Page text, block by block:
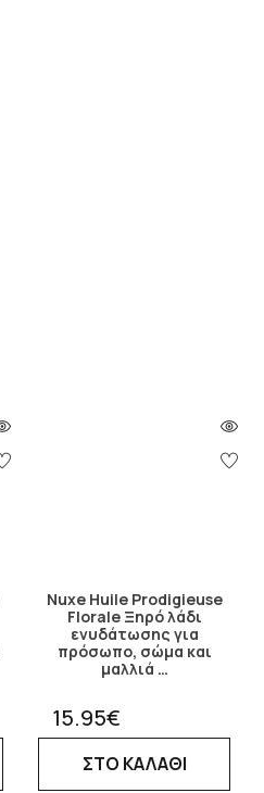
Nuxe Huile Prodigieuse
Florale Ξηρό λάδι
ενυδάτωσης για
πρόσωπο, σώμα και
μαλλιά …
15.95€
ΣΤΟ ΚΑΛΑΘΙ